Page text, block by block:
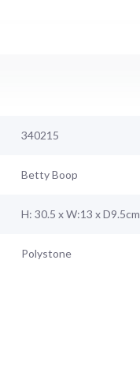
340215
Betty Boop
H: 30.5 x W:13 x D9.5cm
Polystone